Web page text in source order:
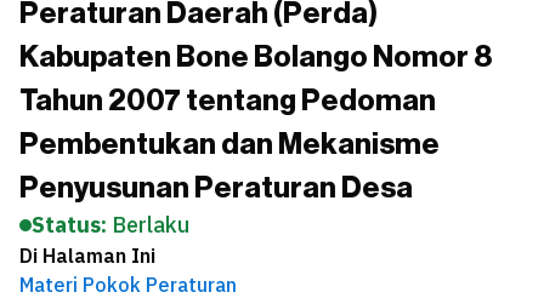
Peraturan Daerah (Perda)
Kabupaten Bone Bolango Nomor 8
Tahun 2007 tentang Pedoman
Pembentukan dan Mekanisme
Penyusunan Peraturan Desa
Status: Berlaku
Di Halaman Ini
Materi Pokok Peraturan